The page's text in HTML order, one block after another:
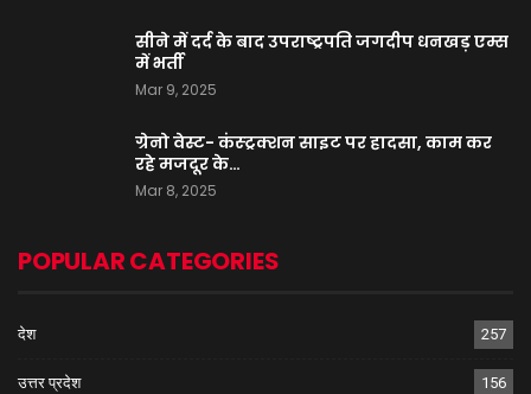
सीने में दर्द के बाद उपराष्ट्रपति जगदीप धनखड़ एम्स
में भर्ती
Mar 9, 2025
ग्रेनो वेस्ट- कंस्ट्रक्शन साइट पर हादसा, काम कर
रहे मजदूर के…
Mar 8, 2025
POPULAR CATEGORIES
देश 257
उत्तर प्रदेश 156